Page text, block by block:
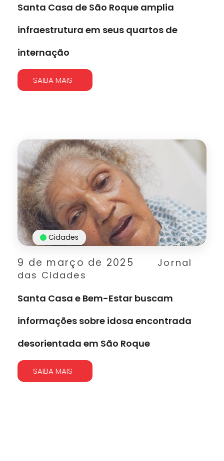
Santa Casa de São Roque amplia
infraestrutura em seus quartos de
internação
SAIBA MAIS
9 de março de 2025
Jornal
das Cidades
Cidades
Santa Casa e Bem-Estar buscam
informações sobre idosa encontrada
desorientada em São Roque
SAIBA MAIS